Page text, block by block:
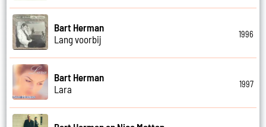
Bart Herman
Lang voorbij
1996
Bart Herman
Lara
1997